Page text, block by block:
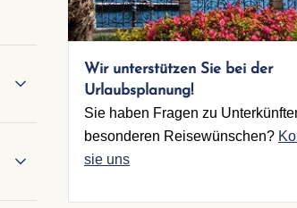
Wir unterstützen Sie bei der
Urlaubsplanung!
Sie haben Fragen zu
besonderen Reisewünschen?
sie uns